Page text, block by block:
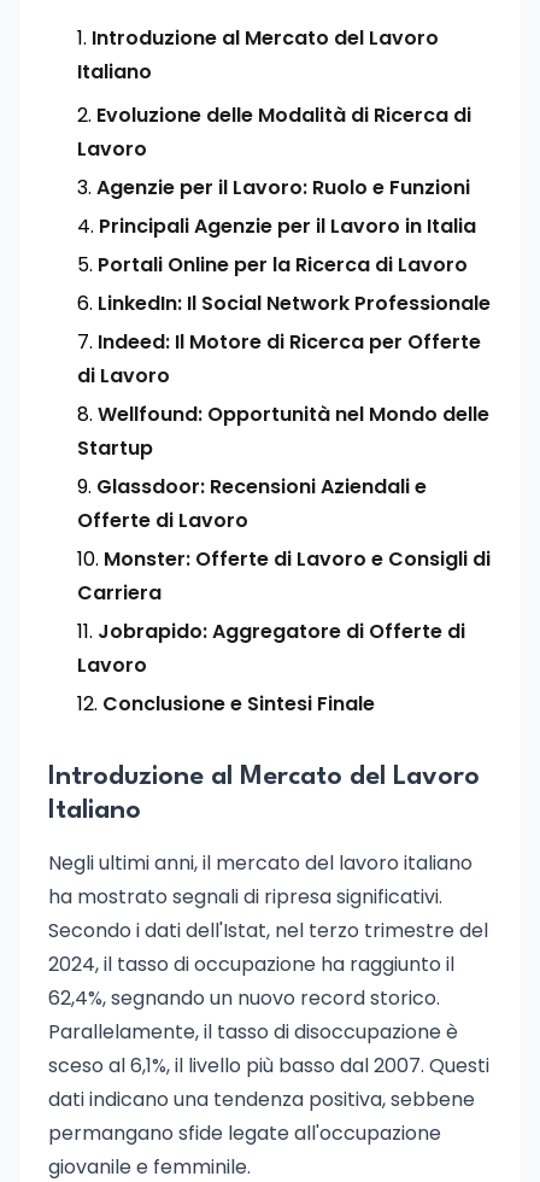
Introduzione al Mercato del Lavoro
Italiano
Evoluzione delle Modalità di Ricerca di
Lavoro
Agenzie per il Lavoro: Ruolo e Funzioni
Principali Agenzie per il Lavoro in Italia
Portali Online per la Ricerca di Lavoro
LinkedIn: Il Social Network Professionale
Indeed: Il Motore di Ricerca per Offerte
di Lavoro
Wellfound: Opportunità nel Mondo delle
Startup
Glassdoor: Recensioni Aziendali e
Offerte di Lavoro
Monster: Offerte di Lavoro e Consigli di
Carriera
Jobrapido: Aggregatore di Offerte di
Lavoro
Conclusione e Sintesi Finale
Introduzione al Mercato del Lavoro
Italiano
Negli ultimi anni, il mercato del lavoro italiano
ha mostrato segnali di ripresa significativi.
Secondo i dati dell'Istat, nel terzo trimestre del
2024, il tasso di occupazione ha raggiunto il
62,4%, segnando un nuovo record storico.
Parallelamente, il tasso di disoccupazione è
sceso al 6,1%, il livello più basso dal 2007. Questi
dati indicano una tendenza positiva, sebbene
permangano sfide legate all'occupazione
giovanile e femminile.